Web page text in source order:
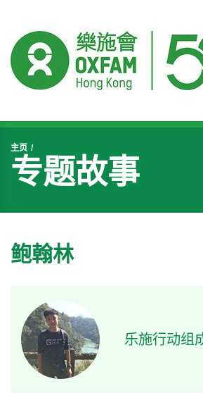
开始主要内容
主页
专题故事
鲍翰林
乐施行动组